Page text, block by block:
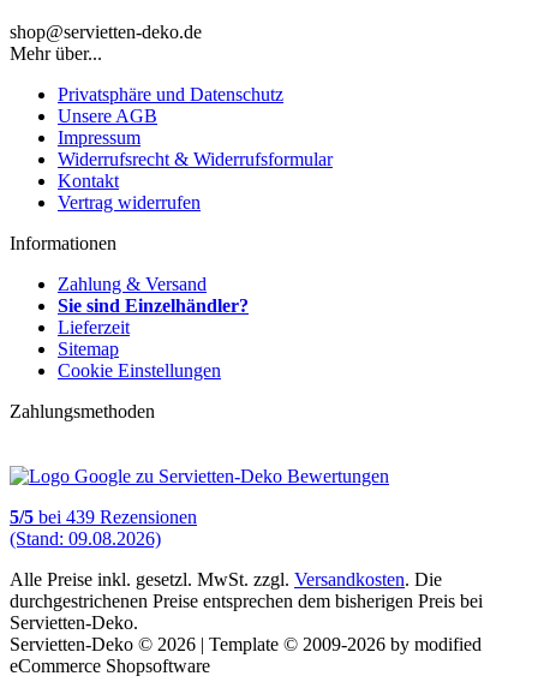
shop@servietten-deko.de
Mehr über...
Privatsphäre und Datenschutz
Unsere AGB
Impressum
Widerrufsrecht & Widerrufsformular
Kontakt
Vertrag widerrufen
Informationen
Zahlung & Versand
Sie sind Einzelhändler?
Lieferzeit
Sitemap
Cookie Einstellungen
Zahlungsmethoden
5/5 bei 439 Rezensionen
(Stand: 09.08.2026)
Alle Preise inkl. gesetzl. MwSt. zzgl. Versandkosten. Die
durchgestrichenen Preise entsprechen dem bisherigen Preis bei
Servietten-Deko.
Servietten-Deko © 2026 | Template © 2009-2026 by modified
eCommerce Shopsoftware